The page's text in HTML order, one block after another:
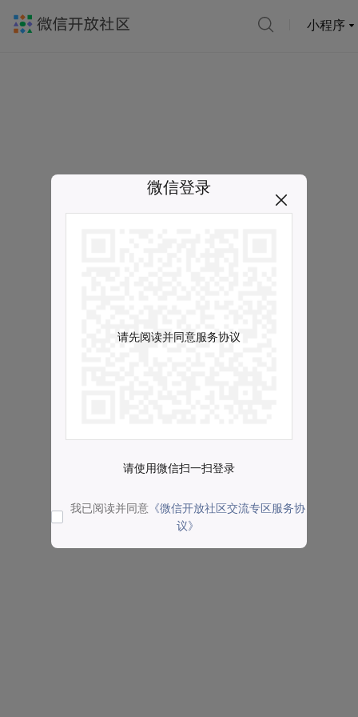
小程序
微信登录
请先阅读并同意服务协议
请使用微信扫一扫登录
我已阅读并同意 《微信开放社区交流专区服务协
议》